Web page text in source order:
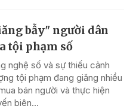
bẫy" người dân
tội phạm số
nghệ số và sự thiếu cảnh
tội phạm đang giăng nhiều
bán người và thực hiện
biên...